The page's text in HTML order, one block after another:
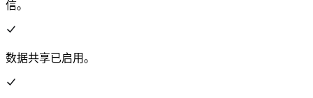
信。
数据共享已启用。